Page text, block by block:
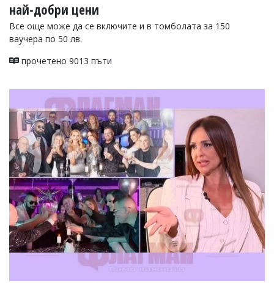
най-добри цени
Все още може да се включите и в томболата за 150
ваучера по 50 лв.
прочетено 9013 пъти